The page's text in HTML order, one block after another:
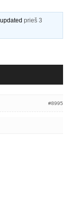
updatedprieš 3
#8995